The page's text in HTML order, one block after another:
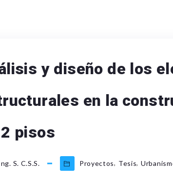
y diseño de los
en la
pisos
S. C.S.S. Proyectos, Tesis,